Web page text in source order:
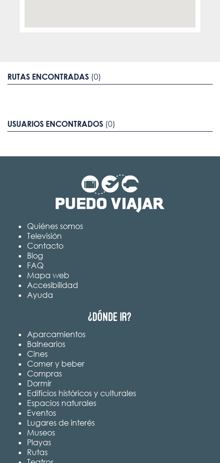
RUTAS ENCONTRADAS (0)
USUARIOS ENCONTRADOS (0)
Quiénes somos
Televisión
Contacto
Blog
FAQ
Mapa web
Accesibilidad
Ayuda
¿Dónde ir?
Aparcamientos
Balnearios
Cines
Comer y beber
Compras
Dormir
Edificios históricos y culturales
Espacios naturales
Eventos
Lugares de interés
Museos
Playas
Rutas